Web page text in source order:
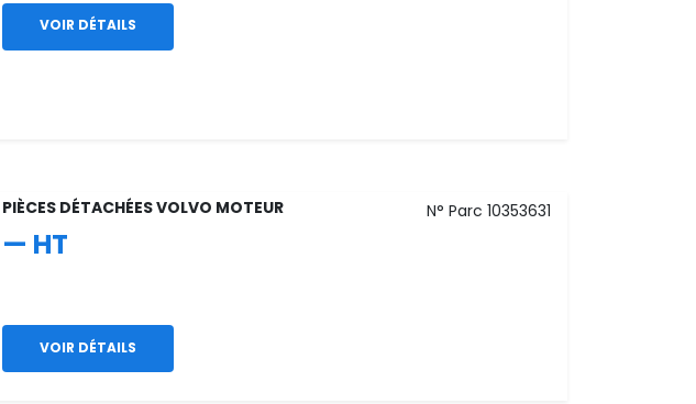
VOIR DÉTAILS
PIÈCES DÉTACHÉES VOLVO MOTEUR N° Parc 10353631
— HT
VOIR DÉTAILS